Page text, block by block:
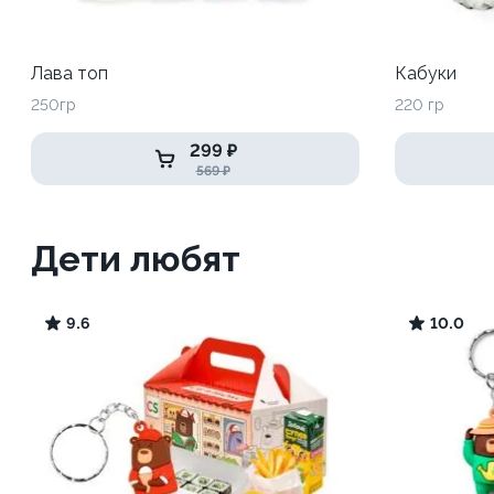
Лава топ
250гр
299 ₽
569 ₽
Кабуки
220 гр
Дети любят
9.6 10.0